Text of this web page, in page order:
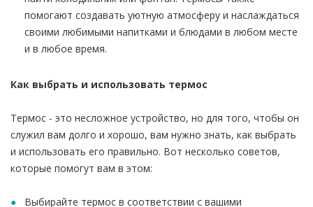
помогают создавать уютную атмосферу и наслаждаться
своими любимыми напитками и блюдами в любом месте
и в любое время.
Как выбрать и использовать термос
Термос - это несложное устройство, но для того, чтобы он
служил вам долго и хорошо, вам нужно знать, как выбрать
и использовать его правильно. Вот несколько советов,
которые помогут вам в этом:
Выбирайте термос в соответствии с вашими